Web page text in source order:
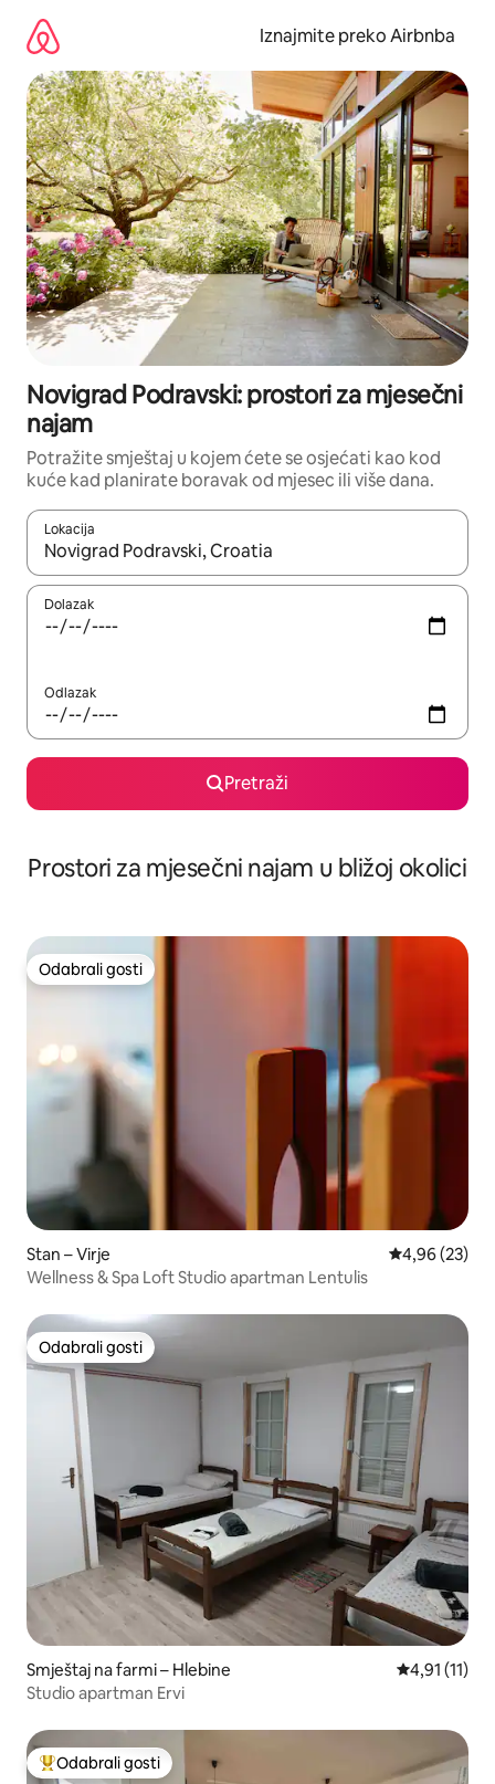
sadržaj
Iznajmite preko Airbnba
Novigrad Podravski: prostori za mjesečni
najam
Potražite smještaj u kojem ćete se osjećati kao kod
kuće kad planirate boravak od mjesec ili više dana.
Lokacija
Kada budu dostupni rezultati, moći ćete ih pregledati
Dolazak
Odlazak
Pretraži
Prostori za mjesečni najam u bližoj okolici
Odabrali gosti
Odabrali gosti
Stan – Virje Prosječna
4,96 (23)
Wellness & Spa Loft Studio apartman Lentulis
Odabrali gosti
Odabrali gosti
Smještaj na farmi – Hlebine Prosječna
4,91 (11)
Studio apartman Ervi
Među najviše rangiranima s oznakom „Odabrali gosti”
Odabrali gosti